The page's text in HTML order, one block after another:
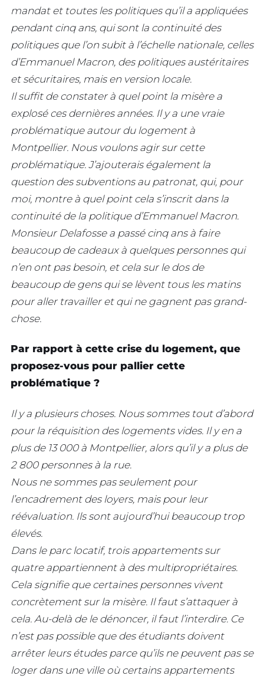
mandat et toutes les politiques qu’il a appliquées
pendant cinq ans, qui sont la continuité des
politiques que l’on subit à l’échelle nationale, celles
d’Emmanuel Macron, des politiques austéritaires
et sécuritaires, mais en version locale.
Il suffit de constater à quel point la misère a
explosé ces dernières années. Il y a une vraie
problématique autour du logement à
Montpellier. Nous voulons agir sur cette
problématique. J’ajouterais également la
question des subventions au patronat, qui, pour
moi, montre à quel point cela s’inscrit dans la
continuité de la politique d’Emmanuel Macron.
Monsieur Delafosse a passé cinq ans à faire
beaucoup de cadeaux à quelques personnes qui
n’en ont pas besoin, et cela sur le dos de
beaucoup de gens qui se lèvent tous les matins
pour aller travailler et qui ne gagnent pas grand-
chose.
Par rapport à cette crise du logement, que
proposez-vous pour pallier cette
problématique ?
Il y a plusieurs choses. Nous sommes tout d’abord
pour la réquisition des logements vides. Il y en a
plus de 13 000 à Montpellier, alors qu’il y a plus de
2 800 personnes à la rue.
Nous ne sommes pas seulement pour
l’encadrement des loyers, mais pour leur
réévaluation. Ils sont aujourd’hui beaucoup trop
élevés.
Dans le parc locatif, trois appartements sur
quatre appartiennent à des multipropriétaires.
Cela signifie que certaines personnes vivent
concrètement sur la misère. Il faut s’attaquer à
cela. Au-delà de le dénoncer, il faut l’interdire. Ce
n’est pas possible que des étudiants doivent
arrêter leurs études parce qu’ils ne peuvent pas se
loger dans une ville où certains appartements